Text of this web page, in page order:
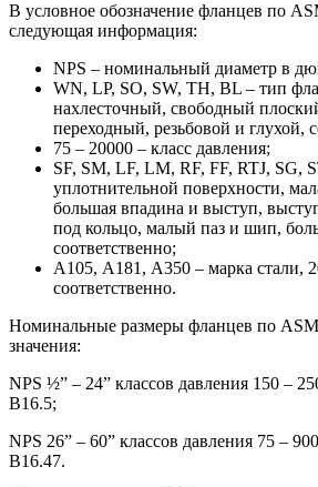
В условное обозначение фланцев по
следующая информация:
NPS – номинальный диаметр в
WN, LP, SO, SW, TH, BL – тип
нахлесточный, свободный
переходный, резьбовой и глухой,
75 – 20000 – класс давления;
SF, SM, LF, LM, RF, FF, RTJ, SG,
уплотнительной поверхности,
большая впадина и выступ,
под кольцо, малый паз и шип,
соответственно;
А105, А181, А350 – марка стали,
соответственно.
Номинальные размеры фланцев по
значения:
NPS ½” – 24” классов давления 150 –
B16.5;
NPS 26” – 60” классов давления 75 –
B16.47.